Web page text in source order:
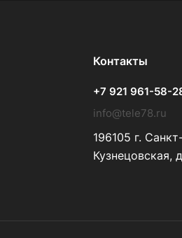
Контакты
+7 921 961-58-
info@tele78.ru
196105 г.
Кузнецовская,